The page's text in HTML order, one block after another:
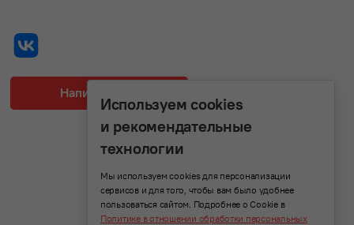
Написать нам
Используем cookies
и рекомендательные
технологии
Мы используем cookies для персонализации
сервисов и для того, чтобы вам было удобнее
пользоваться сайтом. Подробнее о Cookie в
Политике в отношении обработки персональных